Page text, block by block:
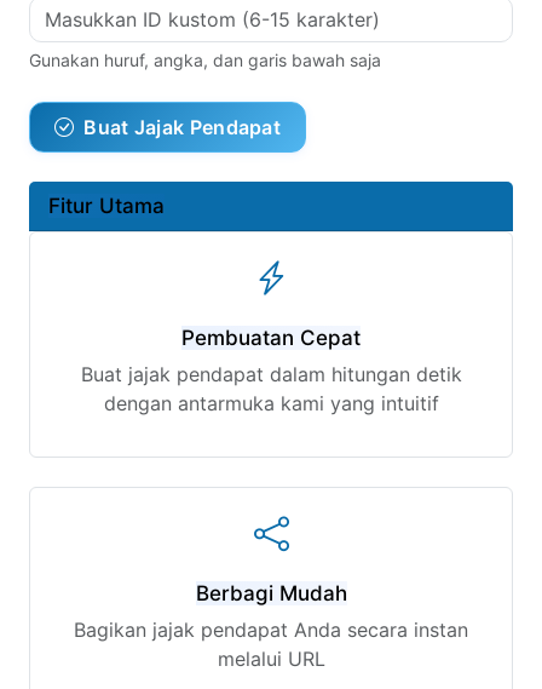
Gunakan huruf, angka, dan garis bawah saja
Buat Jajak Pendapat
Fitur Utama
Pembuatan Cepat
Buat jajak pendapat dalam hitungan detik
dengan antarmuka kami yang intuitif
Berbagi Mudah
Bagikan jajak pendapat Anda secara instan
melalui URL